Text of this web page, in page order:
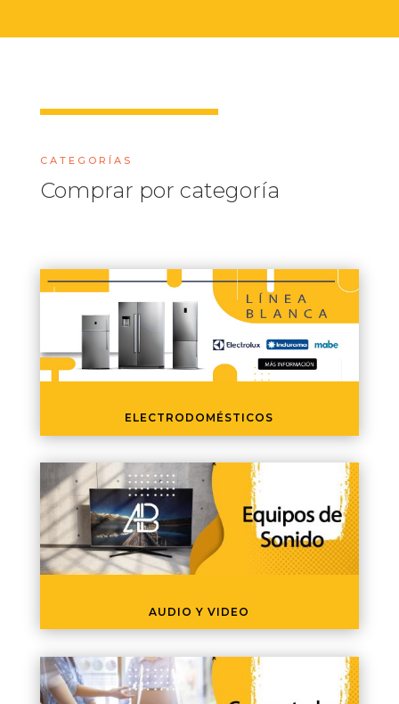
CATEGORÍAS
Comprar por categoría
ELECTRODOMÉSTICOS
AUDIO Y VIDEO